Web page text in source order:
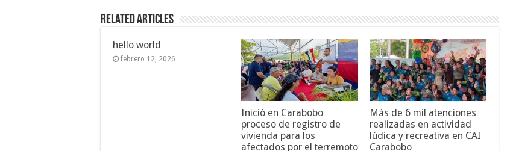
Related Articles
hello world
febrero 12, 2026
Inició en Carabobo
proceso de registro de
vivienda para los
afectados por el terremoto
Más de 6 mil atenciones
realizadas en actividad
lúdica y recreativa en CAI
Carabobo